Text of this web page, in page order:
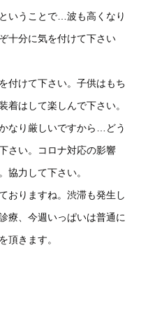
いうことで…波も高くなり
十分に気を付けて下さい
付けて下さい。子供はもち
着はして楽しんで下さい。
なり厳しいですから…どう
さい。コロナ対応の影響
協力して下さい。
おりますね。渋滞も発生し
療、今週いっぱいは普通に
頂きます。